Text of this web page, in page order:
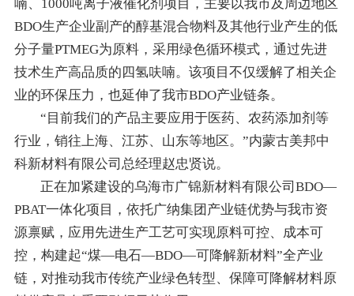
喃、1000吨离子液催化剂项目，主要以我市及周边地区
BDO生产企业副产的醇基混合物料及其他行业产生的低
分子量PTMEG为原料，采用绿色循环模式，通过先进
技术生产高品质的四氢呋喃。该项目不仅缓解了相关企
业的环保压力，也延伸了我市BDO产业链条。
“目前我们的产品主要应用于医药、农药添加剂等
行业，销往上海、江苏、山东等地区。”内蒙古美邦中
科新材料有限公司总经理赵忠贤说。
正在加紧建设的乌海市广锦新材料有限公司BDO—
PBAT一体化项目，依托广纳集团产业链优势与我市资
源禀赋，应用先进生产工艺可实现原料可控、成本可
控，构建起“煤—电石—BDO—可降解新材料”全产业
链，对推动我市传统产业绿色转型、保障可降解材料原